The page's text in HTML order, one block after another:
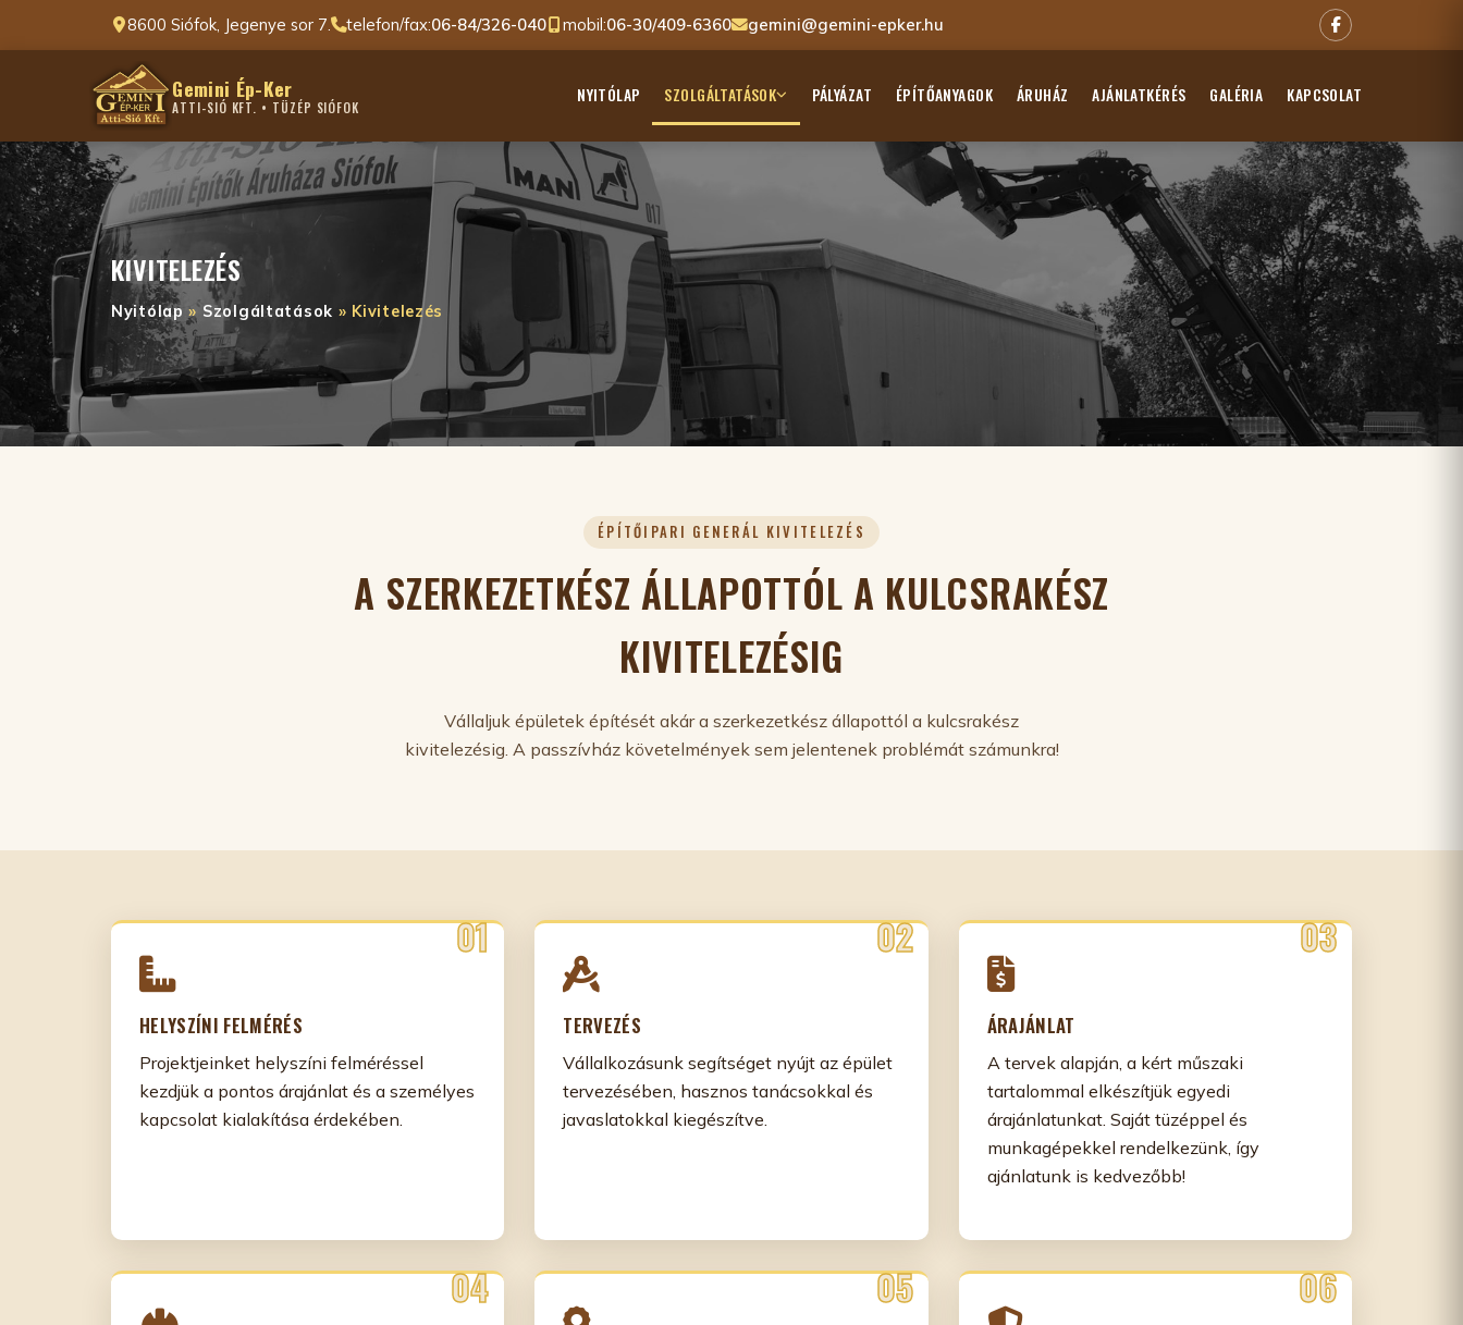
8600 Siófok, Jegenye sor 7. telefon/fax:06-84/326-040 mobil:06-30/409-6360 gemini@gemini-epker.hu
Gemini Ép-Ker
ATTI-SIÓ KFT. • TÜZÉP SIÓFOK
NYITÓLAP SZOLGÁLTATÁSOK PÁLYÁZAT ÉPÍTŐANYAGOK ÁRUHÁZ AJÁNLATKÉRÉS GALÉRIA KAPCSOLAT
KIVITELEZÉS
Nyitólap » Szolgáltatások » Kivitelezés
ÉPÍTŐIPARI GENERÁL KIVITELEZÉS
A SZERKEZETKÉSZ ÁLLAPOTTÓL A KULCSRAKÉSZ
KIVITELEZÉSIG
Vállaljuk épületek építését akár a szerkezetkész állapottól a kulcsrakész
kivitelezésig. A passzívház követelmények sem jelentenek problémát számunkra!
HELYSZÍNI FELMÉRÉS
Projektjeinket helyszíni felméréssel
kezdjük a pontos árajánlat és a személyes
kapcsolat kialakítása érdekében.
TERVEZÉS
Vállalkozásunk segítséget nyújt az épület
tervezésében, hasznos tanácsokkal és
javaslatokkal kiegészítve.
ÁRAJÁNLAT
A tervek alapján, a kért műszaki
tartalommal elkészítjük egyedi
árajánlatunkat. Saját tüzéppel és
munkagépekkel rendelkezünk, így
ajánlatunk is kedvezőbb!